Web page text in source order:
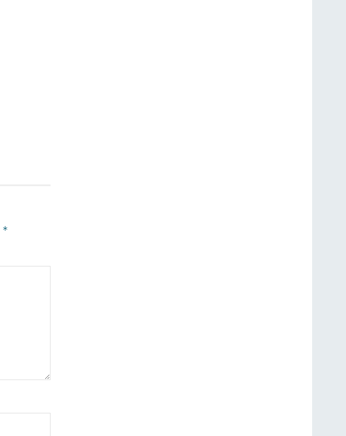
*